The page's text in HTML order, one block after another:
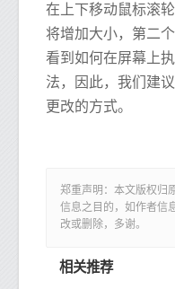
在上下移动鼠标滚
将增加大小，第二
看到如何在屏幕上
法，因此，我们建
更改的方式。
郑重声明：本文版权归
信息之目的，如作者信
改或删除，多谢。
相关推荐